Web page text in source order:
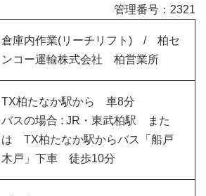
管理番号：2321
倉庫内作業(リーチリフト) / 柏セ
ンコー運輸株式会社 柏営業所
TX柏たなか駅から 車8分
バスの場合 : JR・東武柏駅 また
は TX柏たなか駅からバス「船戸
木戸」下車 徒歩10分